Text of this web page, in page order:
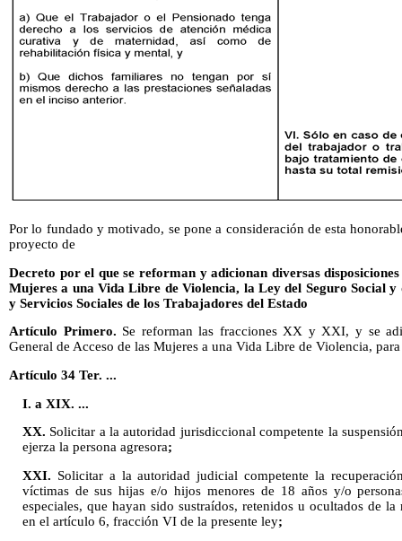
Por lo fundado y motivado, se pone a consideración de esta
proyecto de
Decreto por el que se reforman y adicionan diversas
Mujeres a una Vida Libre de Violencia, la Ley del Seguro Social
y Servicios Sociales de los Trabajadores del Estado
Artículo Primero. Se reforman las fracciones XX y XXI, y se
General de Acceso de las Mujeres a una Vida Libre de Violencia,
Artículo 34 Ter. ...
I. a XIX. ...
XX. Solicitar a la autoridad jurisdiccional competente la
ejerza la persona agresora;
XXI. Solicitar a la autoridad judicial competente la
víctimas de sus hijas e/o hijos menores de 18 años y/o
especiales, que hayan sido sustraídos, retenidos u ocultados de
en el artículo 6, fracción VI de la presente ley;